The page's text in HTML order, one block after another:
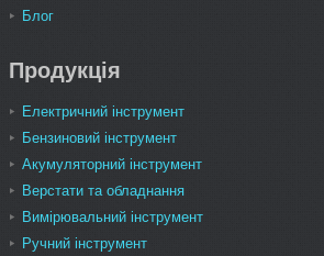
Блог
Продукція
Електричний інструмент
Бензиновий інструмент
Акумуляторний інструмент
Верстати та обладнання
Вимірювальний інструмент
Ручний інструмент